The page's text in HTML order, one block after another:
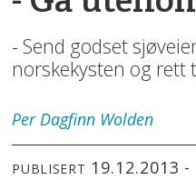
- Send godset
norskekysten og rett
Per Dagfinn Wolden
PUBLISERT 19.12.2013